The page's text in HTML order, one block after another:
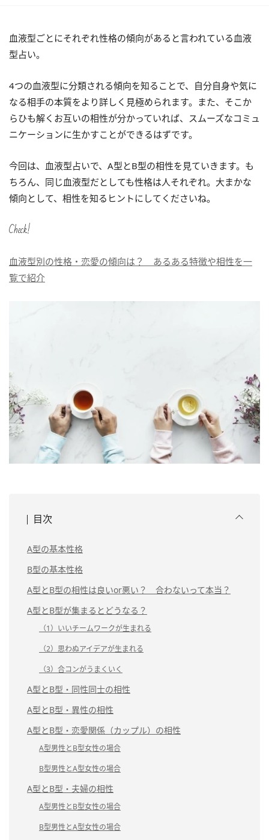
血液型ごとにそれぞれ性格の傾向があると言われている血液
型占い。
4つの血液型に分類される傾向を知ることで、自分自身や気に
なる相手の本質をより詳しく見極められます。また、そこか
らひも解くお互いの相性が分かっていれば、スムーズなコミュ
ニケーションに生かすことができるはずです。
今回は、血液型占いで、A型とB型の相性を見ていきます。も
ちろん、同じ血液型だとしても性格は人それぞれ。大まかな
傾向として、相性を知るヒントにしてくださいね。
Check!
血液型別の性格・恋愛の傾向は？ あるある特徴や相性を一
覧で紹介
目次
A型の基本性格
B型の基本性格
A型とB型の相性は良いor悪い？ 合わないって本当？
A型とB型が集まるとどうなる？
（1）いいチームワークが生まれる
（2）思わぬアイデアが生まれる
（3）合コンがうまくいく
A型とB型・同性同士の相性
A型とB型・異性の相性
A型とB型・恋愛関係（カップル）の相性
A型男性とB型女性の場合
B型男性とA型女性の場合
A型とB型・夫婦の相性
A型男性とB型女性の場合
B型男性とA型女性の場合